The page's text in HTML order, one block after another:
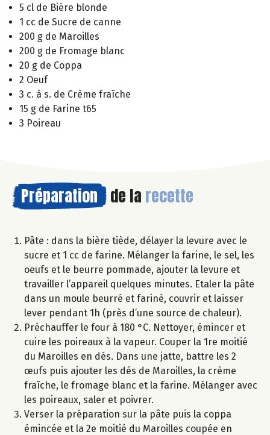
5 cl de Bière blonde
1 cc de Sucre de canne
200 g de Maroilles
200 g de Fromage blanc
20 g de Coppa
2 Oeuf
3 c. à s. de Crème fraîche
15 g de Farine t65
3 Poireau
Préparation de la recette
Pâte : dans la bière tiède, délayer la levure avec le
sucre et 1 cc de farine. Mélanger la farine, le sel, les
oeufs et le beurre pommade, ajouter la levure et
travailler l’appareil quelques minutes. Etaler la pâte
dans un moule beurré et fariné, couvrir et laisser
lever pendant 1h (près d’une source de chaleur).
Préchauffer le four à 180 °C. Nettoyer, émincer et
cuire les poireaux à la vapeur. Couper la 1re moitié
du Maroilles en dés. Dans une jatte, battre les 2
œufs puis ajouter les dés de Maroilles, la crème
fraîche, le fromage blanc et la farine. Mélanger avec
les poireaux, saler et poivrer.
Verser la préparation sur la pâte puis la coppa
émincée et la 2e moitié du Maroilles coupée en